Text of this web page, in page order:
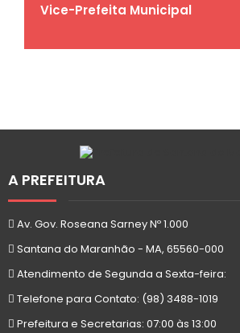
Vice-Prefeita Municipal
A PREFEITURA
Av. Gov. Roseana Sarney Nº 1.000
Santana do Maranhão - MA, 65560-000
Atendimento de Segunda a Sexta-feira:
Telefone para Contato: (98) 3488-1019
Prefeitura e Secretarias: 07:00 às 13:00